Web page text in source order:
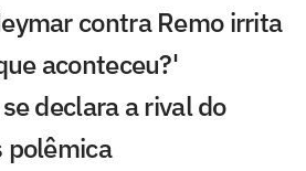
contra Remo irrita
aconteceu?'
declara a rival do
polêmica